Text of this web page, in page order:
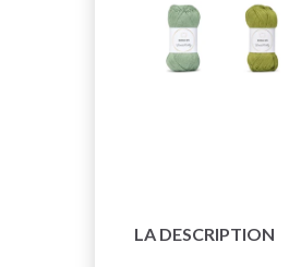
LA DESCRIPTION